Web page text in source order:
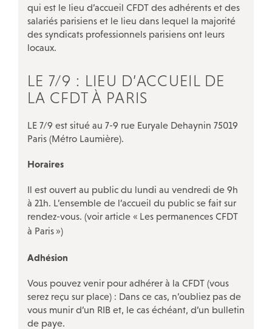
LA CFDT À PARIS
Nos autres accueils à Paris
Nos instances
Nos ateliers-débats
Notre histoire
Guide de vos droits après l’entretien préalable
NOS ACTIONS SPÉCIFIQUES
Violences sexuelles et sexistes au travail
Avec les salariés des TPE
Le projet Respectées
Travailleurs «sans papiers »
Nos rencontres InfoDroit et Infoplus
qui est le lieu d’accueil CFDT des adhérents et des
salariés parisiens et le lieu dans lequel la majorité
des syndicats professionnels parisiens ont leurs
locaux.
LE 7/9 : LIEU D’ACCUEIL DE
LA CFDT À PARIS
LE 7/9 est situé au 7-9 rue Euryale Dehaynin 75019
Paris (Métro Laumière).
Horaires
Il est ouvert au public du lundi au vendredi de 9h
à 21h. L’ensemble de l’accueil du public se fait sur
rendez-vous. (voir article « Les permanences CFDT
à Paris »)
Adhésion
Vous pouvez venir pour adhérer à la CFDT (vous
serez reçu sur place) : Dans ce cas, n’oubliez pas de
vous munir d’un RIB et, le cas échéant, d’un bulletin
de paye.